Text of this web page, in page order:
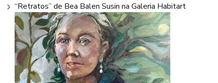
“Retratos” de Bea Balen Susin na Galeria Habitart